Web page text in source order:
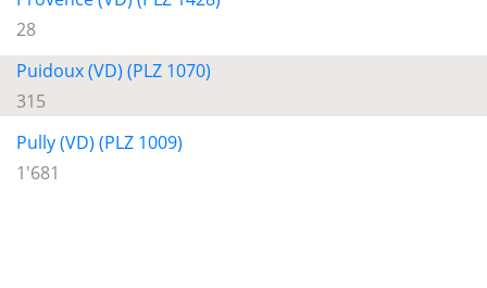
28
Puidoux (VD) (PLZ 1070)
315
Pully (VD) (PLZ 1009)
1'681